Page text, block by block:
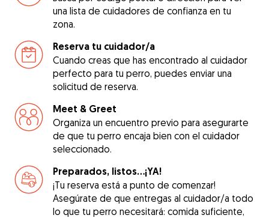
una lista de cuidadores de confianza en tu
zona.
Reserva tu cuidador/a
Cuando creas que has encontrado al cuidador
perfecto para tu perro, puedes enviar una
solicitud de reserva.
Meet & Greet
Organiza un encuentro previo para asegurarte
de que tu perro encaja bien con el cuidador
seleccionado.
Preparados, listos...¡YA!
¡Tu reserva está a punto de comenzar!
Asegúrate de que entregas al cuidador/a todo
lo que tu perro necesitará: comida suficiente,